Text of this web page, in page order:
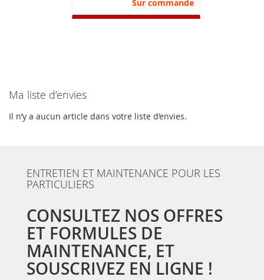
Sur commande
Ma liste d’envies
Il n’y a aucun article dans votre liste d’envies.
ENTRETIEN ET MAINTENANCE POUR LES
PARTICULIERS
CONSULTEZ NOS OFFRES
ET FORMULES DE
MAINTENANCE, ET
SOUSCRIVEZ EN LIGNE !